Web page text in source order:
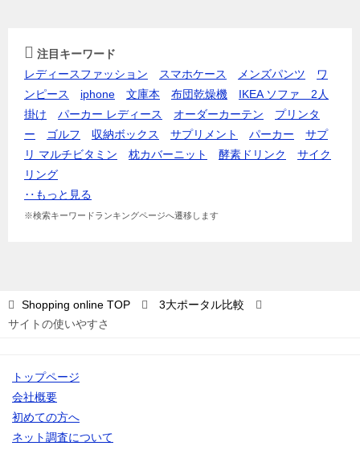
注目キーワード
レディースファッション
スマホケース メンズパンツ
ワ
ンピース
iphone 文庫本 布団乾燥機
IKEA ソファ 2人
掛け
パーカー レディース オーダーカーテン
プリンタ
ー
ゴルフ 収納ボックス サプリメント パーカー
サプ
リ マルチビタミン
枕カバーニット 酵素ドリンク
サイク
リング
‥もっと見る
※検索キーワードランキングページへ遷移します
Shopping online TOP
3大ポータル比較
サイトの使いやすさ
トップページ
会社概要
初めての方へ
ネット調査について